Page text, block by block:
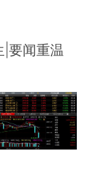
|要闻重温